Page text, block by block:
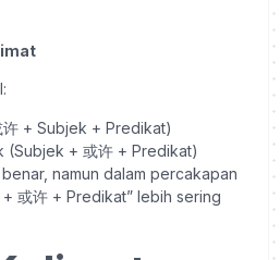
+ Subjek + Predikat)
(Subjek + 或许 + Predikat)
namun dalam percakapan
或许 + Predikat” lebih sering